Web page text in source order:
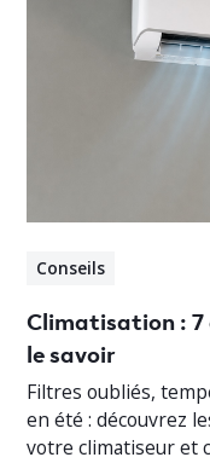
Conseils
Climatisation : 7
le savoir
Filtres oubliés,
en été : découvrez
votre climatiseur et